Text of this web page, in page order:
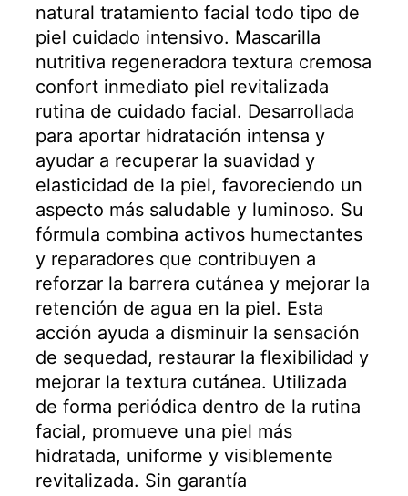
natural tratamiento facial todo tipo de
piel cuidado intensivo. Mascarilla
nutritiva regeneradora textura cremosa
confort inmediato piel revitalizada
rutina de cuidado facial. Desarrollada
para aportar hidratación intensa y
ayudar a recuperar la suavidad y
elasticidad de la piel, favoreciendo un
aspecto más saludable y luminoso. Su
fórmula combina activos humectantes
y reparadores que contribuyen a
reforzar la barrera cutánea y mejorar la
retención de agua en la piel. Esta
acción ayuda a disminuir la sensación
de sequedad, restaurar la flexibilidad y
mejorar la textura cutánea. Utilizada
de forma periódica dentro de la rutina
facial, promueve una piel más
hidratada, uniforme y visiblemente
revitalizada. Sin garantía